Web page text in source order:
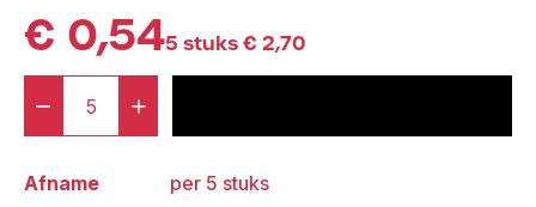
€ 0,545 stuks€ 2,70
-
Milestone
Sideplate
+
Afname per 5 stuks